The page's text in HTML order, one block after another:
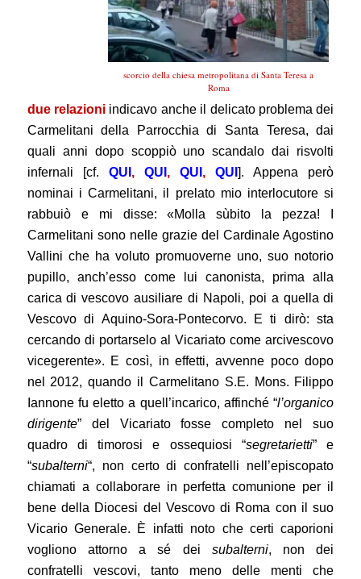
scorcio della chiesa metropolitana di Santa Teresa a
Roma
due relazioni indicavo anche il delicato problema dei
Carmelitani della Parrocchia di Santa Teresa, dai
quali anni dopo scoppiò uno scandalo dai risvolti
infernali [cf. QUI , QUI ,QUI , QUI ]. Appena però
nominai i Carmelitani, il prelato mio interlocutore si
rabbuiò e mi disse: «Molla sùbito la pezza! I
Carmelitani sono nelle grazie del Cardinale Agostino
Vallini che ha voluto promuoverne uno, suo notorio
pupillo, anch’esso come lui canonista, prima alla
carica di vescovo ausiliare di Napoli, poi a quella di
Vescovo di Aquino-Sora-Pontecorvo. E ti dirò: sta
cercando di portarselo al Vicariato come arcivescovo
vicegerente». E così, in effetti, avvenne poco dopo
nel 2012, quando il Carmelitano S.E. Mons. Filippo
Iannone fu eletto a quell’incarico, affinché “l’organico
dirigente” del Vicariato fosse completo nel suo
quadro di timorosi e ossequiosi “segretarietti” e
“subalterni“, non certo di confratelli nell’episcopato
chiamati a collaborare in perfetta comunione per il
bene della Diocesi del Vescovo di Roma con il suo
Vicario Generale. È infatti noto che certi caporioni
vogliono attorno a sé dei subalterni, non dei
confratelli vescovi, tanto meno delle menti che